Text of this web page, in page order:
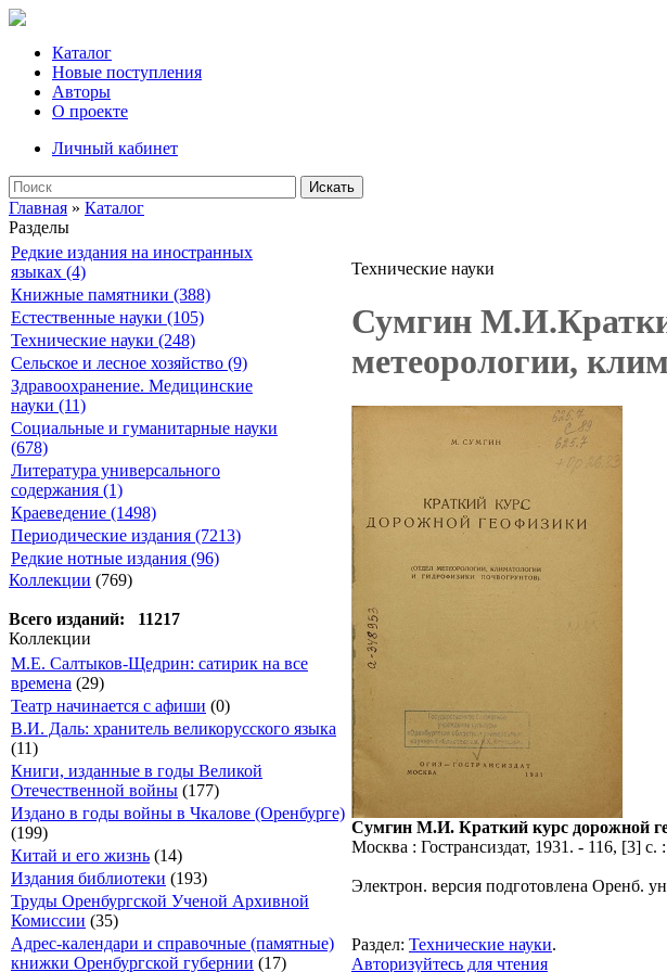
Каталог
Новые поступления
Авторы
О проекте
Личный кабинет
Искать
Главная » Каталог
Разделы
Редкие издания на иностранных
языках (4)
Книжные памятники (388)
Естественные науки (105)
Технические науки (248)
Сельское и лесное хозяйство (9)
Здравоохранение. Медицинские
науки (11)
Социальные и гуманитарные науки
(678)
Литература универсального
содержания (1)
Краеведение (1498)
Периодические издания (7213)
Редкие нотные издания (96)
Коллекции (769)
Всего изданий: 11217
Коллекции
М.Е. Салтыков-Щедрин: сатирик на все
времена (29)
Театр начинается с афиши (0)
В.И. Даль: хранитель великорусского языка
(11)
Книги, изданные в годы Великой
Отечественной войны (177)
Издано в годы войны в Чкалове (Оренбурге)
(199)
Китай и его жизнь (14)
Издания библиотеки (193)
Труды Оренбургской Ученой Архивной
Комиссии (35)
Адрес-календари и справочные (памятные)
книжки Оренбургской губернии (17)
Технические науки
Сумгин
метеорологии,
Сумгин М.И. Краткий курс дорожной
Москва : Гострансиздат, 1931. - 116, [3]
Электрон. версия подготовлена Оренб.
Раздел: Технические науки.
Авторизуйтесь для чтения